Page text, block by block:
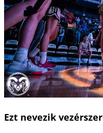
Ezt nevezik